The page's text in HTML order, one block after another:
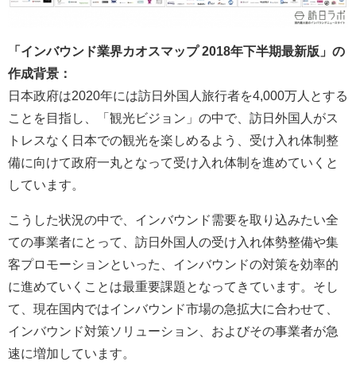
「インバウンド業界カオスマップ 2018年下半期最新版」の
作成背景：
日本政府は2020年には訪日外国人旅行者を4,000万人とする
ことを目指し、「観光ビジョン」の中で、訪日外国人がス
トレスなく日本での観光を楽しめるよう、受け入れ体制整
備に向けて政府一丸となって受け入れ体制を進めていくと
しています。
こうした状況の中で、インバウンド需要を取り込みたい全
ての事業者にとって、訪日外国人の受け入れ体勢整備や集
客プロモーションといった、インバウンドの対策を効率的
に進めていくことは最重要課題となってきています。そし
て、現在国内ではインバウンド市場の急拡大に合わせて、
インバウンド対策ソリューション、およびその事業者が急
速に増加しています。